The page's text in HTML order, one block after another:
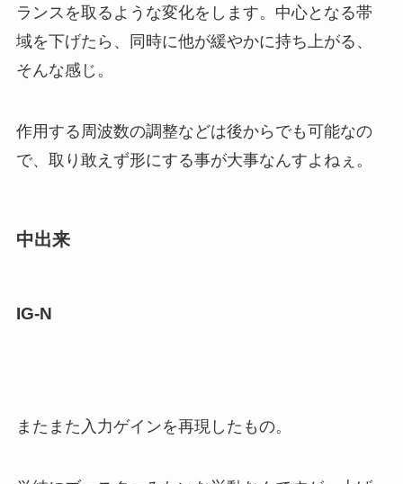
ランスを取るような変化をします。中心となる帯
域を下げたら、同時に他が緩やかに持ち上がる、
そんな感じ。
作用する周波数の調整などは後からでも可能なの
で、取り敢えず形にする事が大事なんすよねぇ。
中出来
IG-N
またまた入力ゲインを再現したもの。